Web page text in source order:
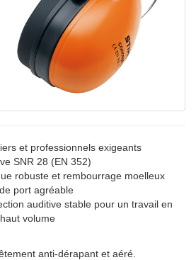
et professionnels exigeants
SNR 28 (EN 352)
robuste et rembourrage moelleux
port agréable
auditive stable pour un travail en
volume
anti-dérapant et aéré.